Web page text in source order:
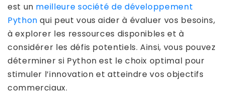
est un meilleure société de développement
Python qui peut vous aider à évaluer vos besoins,
à explorer les ressources disponibles et à
considérer les défis potentiels. Ainsi, vous pouvez
déterminer si Python est le choix optimal pour
stimuler l’innovation et atteindre vos objectifs
commerciaux.